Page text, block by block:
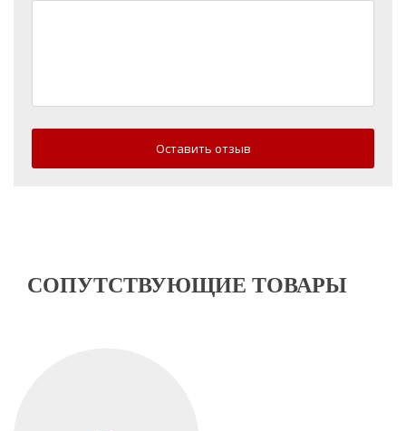
Оставить отзыв
СОПУТСТВУЮЩИЕ ТОВАРЫ